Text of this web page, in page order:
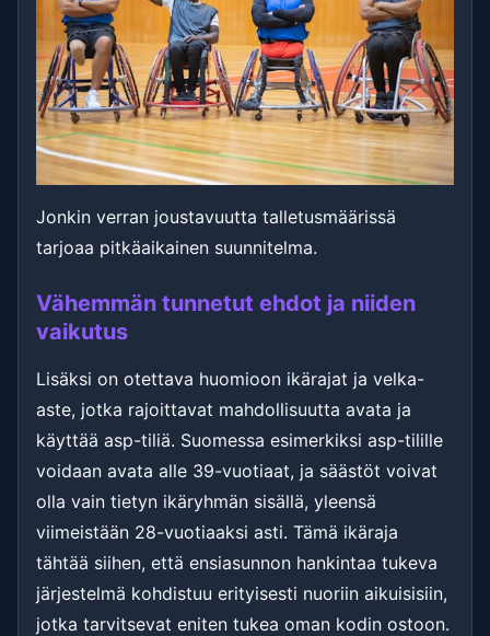
Jonkin verran joustavuutta talletusmäärissä
tarjoaa pitkäaikainen suunnitelma.
Vähemmän tunnetut ehdot ja niiden
vaikutus
Lisäksi on otettava huomioon ikärajat ja velka-
aste, jotka rajoittavat mahdollisuutta avata ja
käyttää asp-tiliä. Suomessa esimerkiksi asp-tilille
voidaan avata alle 39-vuotiaat, ja säästöt voivat
olla vain tietyn ikäryhmän sisällä, yleensä
viimeistään 28-vuotiaaksi asti. Tämä ikäraja
tähtää siihen, että ensiasunnon hankintaa tukeva
järjestelmä kohdistuu erityisesti nuoriin aikuisisiin,
jotka tarvitsevat eniten tukea oman kodin ostoon.